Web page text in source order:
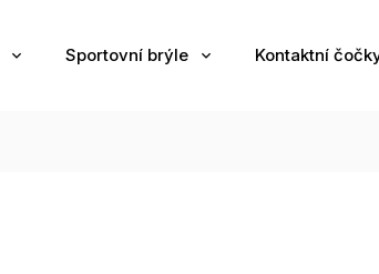
Sportovní brýle Kontaktní